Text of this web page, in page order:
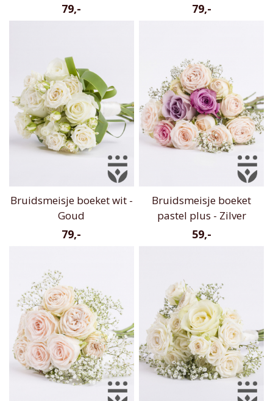
79,- 79,-
Bruidsmeisje boeket wit -
Goud
79,-
Bruidsmeisje boeket
pastel plus - Zilver
59,-